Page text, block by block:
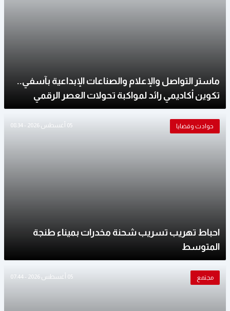
ماستر التواصل والإعلام والصناعات الإبداعية بآسفي..
تكوين أكاديمي رائد لمواكبة تحولات العصر الرقمي
حوادث وقضايا 05 أغسطس 2026 - 08:34
احباط تهريب تسريب شحنة مخدرات بميناء طنجة
المتوسط
مجتمع 05 أغسطس 2026 - 07:44